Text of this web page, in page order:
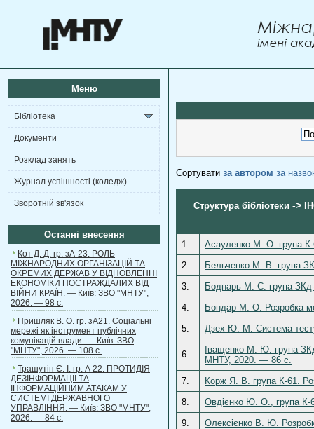
Меню
Бібліотека
Документи
Розклад занять
Журнал успішності (коледж)
Зворотній зв'язок
Останні внесення
Кот Д. Д. гр. зА-23. РОЛЬ
МІЖНАРОДНИХ ОРГАНІЗАЦІЙ ТА
ОКРЕМИХ ДЕРЖАВ У ВІДНОВЛЕННІ
ЕКОНОМІКИ ПОСТРАЖДАЛИХ ВІД
ВІЙНИ КРАЇН. — Київ: ЗВО "МНТУ",
2026. — 98 с.
Пришляк В. О. гр. зА21. Соціальні
мережі як інструмент публічних
комунікацій влади. — Київ: ЗВО
"МНТУ", 2026. — 108 с.
Трашутін Є. І. гр. А 22. ПРОТИДІЯ
ДЕЗІНФОРМАЦІЇ ТА
ІНФОРМАЦІЙНИМ АТАКАМ У
СИСТЕМІ ДЕРЖАВНОГО
УПРАВЛІННЯ. — Київ: ЗВО "МНТУ",
2026. — 84 с.
Сортувати за автором за
Структура бібліотеки ->
1.
Асауленко М. О. група К-
2.
Бельченко М. В. група
3.
Боднарь М. C. група
4.
Бондар М. О. Розробка
5.
Дзех Ю. М. Система
6.
Іващенко М. Ю. група
МНТУ, 2020. — 86 c.
7.
Корж Я. В. група К-61.
8.
Овдієнко Ю. О., група К-
9.
Олексієнко В. Ю.